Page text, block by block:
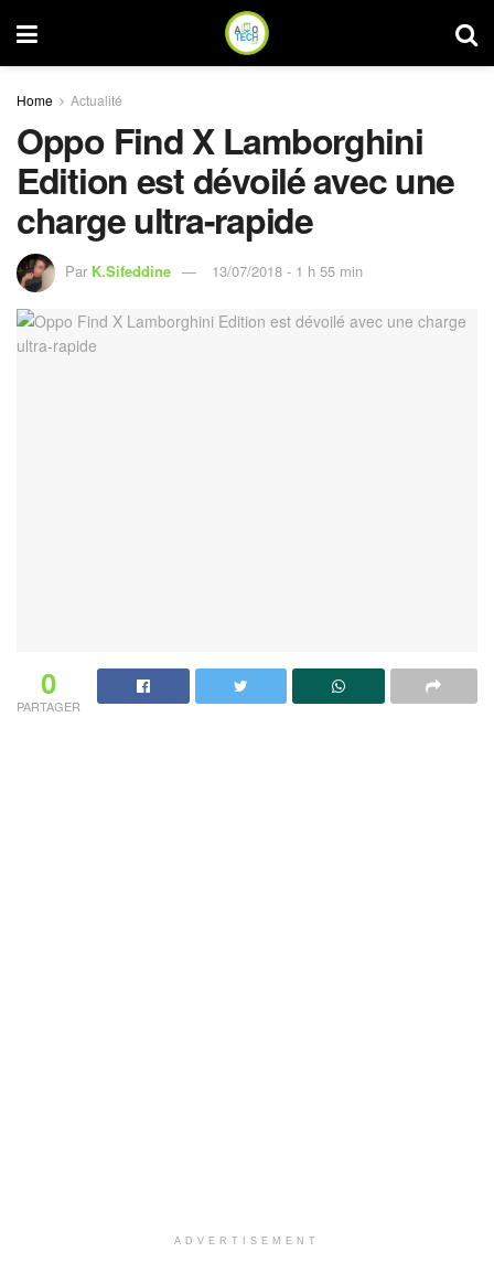
Home Actualité
Oppo Find X Lamborghini
Edition est dévoilé avec une
charge ultra-rapide
Par K.Sifeddine 13/07/2018 - 1 h 55 min
0
PARTAGER
ADVERTISEMENT